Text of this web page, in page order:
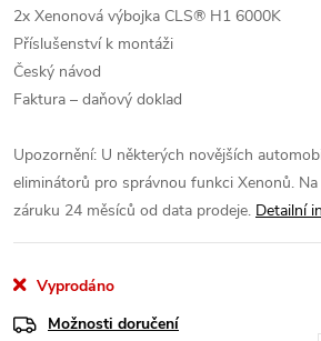
2x Xenonová výbojka CLS® H1 6000K
Příslušenství k montáži
Český návod
Faktura – daňový doklad
Upozornění: U některých novějších
eliminátorů pro správnou funkci Xenonů.
záruku 24 měsíců od data prodeje. Detailní
Vyprodáno
Možnosti doručení